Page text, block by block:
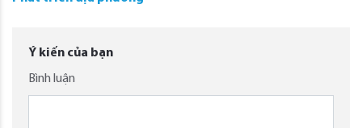
Ý kiến của bạn
Bình luận